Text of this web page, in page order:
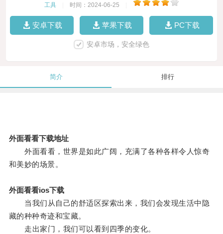
工具 时间：2024-06-25
安卓下载 苹果下载 PC下载
安卓市场，安全绿色
简介 排行
外面看看下载地址
外面看看，世界是如此广阔，充满了各种各样令人惊奇
和美妙的场景。
外面看看ios下载
当我们从自己的舒适区探索出来，我们会发现生活中隐
藏的种种奇迹和宝藏。
走出家门，我们可以看到四季的变化。